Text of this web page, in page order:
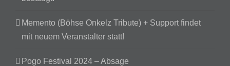
Memento (Böhse Onkelz Tribute) + Support findet
mit neuem Veranstalter statt!
Pogo Festival 2024 – Absage